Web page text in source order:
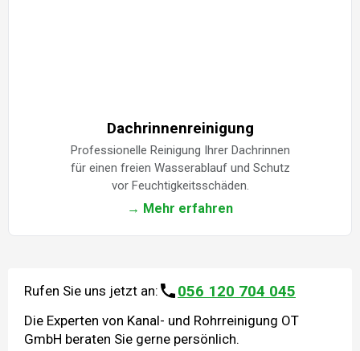
Dachrinnenreinigung
Professionelle Reinigung Ihrer Dachrinnen
für einen freien Wasserablauf und Schutz
vor Feuchtigkeitsschäden.
→ Mehr erfahren
Rufen Sie uns jetzt an: 056 120 704 045
Die Experten von Kanal- und Rohrreinigung OT
GmbH beraten Sie gerne persönlich.